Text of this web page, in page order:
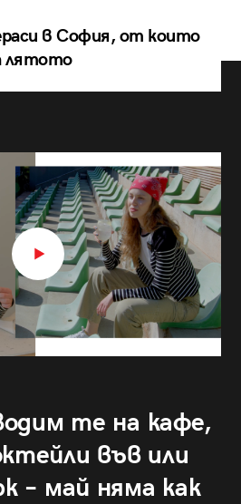
в София, от които
лятото
те на кафе,
във или
– май няма как